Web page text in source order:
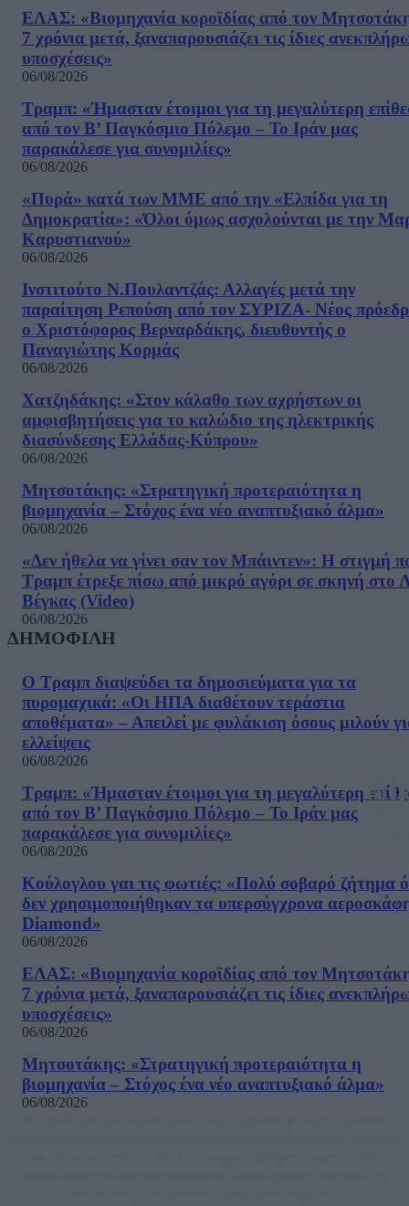
ΕΛΑΣ: «Βιομηχανία κοροϊδίας από τον
7 χρόνια μετά, ξαναπαρουσιάζει τις ίδιες
υποσχέσεις»
06/08/2026
Τραμπ: «Ήμασταν έτοιμοι για τη μεγαλύτερη
από τον Β’ Παγκόσμιο Πόλεμο – Το Ιράν μας
παρακάλεσε για συνομιλίες»
06/08/2026
«Πυρά» κατά των ΜΜΕ από την «Ελπίδα για τη
Δημοκρατία»: «Όλοι όμως ασχολούνται με την
Καρυστιανού»
06/08/2026
Ινστιτούτο Ν.Πουλαντζάς: Αλλαγές μετά την
παραίτηση Ρεπούση από τον ΣΥΡΙΖΑ- Νέος
ο Χριστόφορος Βερναρδάκης, διευθυντής ο
Παναγιώτης Κορμάς
06/08/2026
Χατζηδάκης: «Στον κάλαθο των αχρήστων οι
αμφισβητήσεις για το καλώδιο της ηλεκτρικής
διασύνδεσης Ελλάδας-Κύπρου»
06/08/2026
Μητσοτάκης: «Στρατηγική προτεραιότητα η
βιομηχανία – Στόχος ένα νέο αναπτυξιακό άλμα»
06/08/2026
«Δεν ήθελα να γίνει σαν τον Μπάιντεν»: Η στιγμή
Τραμπ έτρεξε πίσω από μικρό αγόρι σε σκηνή στο
Βέγκας (Video)
06/08/2026
ΔΗΜΟΦΙΛΗ
Ο Τραμπ διαψεύδει τα δημοσιεύματα για τα
πυρομαχικά: «Οι ΗΠΑ διαθέτουν τεράστια
αποθέματα» – Απειλεί με φυλάκιση όσους μιλούν
ελλείψεις
06/08/2026
Τραμπ: «Ήμασταν έτοιμοι για τη μεγαλύτερη
από τον Β’ Παγκόσμιο Πόλεμο – Το Ιράν μας
παρακάλεσε για συνομιλίες»
06/08/2026
Κούλογλου γαι τις φωτιές: «Πολύ σοβαρό ζήτημα
δεν χρησιμοποιήθηκαν τα υπερσύγχρονα
Diamond»
06/08/2026
ΕΛΑΣ: «Βιομηχανία κοροϊδίας από τον
7 χρόνια μετά, ξαναπαρουσιάζει τις ίδιες
υποσχέσεις»
06/08/2026
Μητσοτάκης: «Στρατηγική προτεραιότητα η
βιομηχανία – Στόχος ένα νέο αναπτυξιακό άλμα»
06/08/2026